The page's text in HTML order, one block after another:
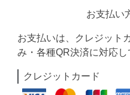
お支払い
お支払いは、クレジット
み・各種QR決済に対応し
クレジットカード